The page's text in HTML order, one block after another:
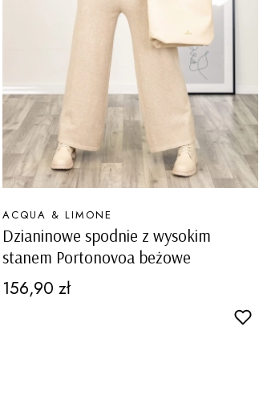
Dzianinowe spodnie z wysokim
stanem Portonovoa beżowe
PRODUCENT
ACQUA & LIMONE
Cena
156,90 zł